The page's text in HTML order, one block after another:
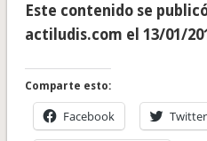
Este contenido se
actiludis.com el 13/01/
Comparte esto:
Facebook Twitter